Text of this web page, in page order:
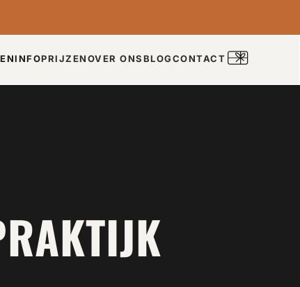
INFOPRIJZENOVER ONSBLOGCONTACT